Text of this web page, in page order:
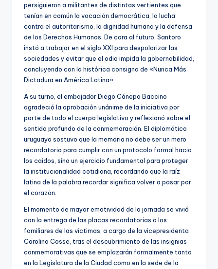
persiguieron a militantes de distintas vertientes que
tenían en común la vocación democrática, la lucha
contra el autoritarismo, la dignidad humana y la defensa
de los Derechos Humanos. De cara al futuro, Santoro
instó a trabajar en el siglo XXI para despolarizar las
sociedades y evitar que el odio impida la gobernabilidad,
concluyendo con la histórica consigna de «Nunca Más
Dictadura en América Latina».
A su turno, el embajador Diego Cánepa Baccino
agradeció la aprobación unánime de la iniciativa por
parte de todo el cuerpo legislativo y reflexionó sobre el
sentido profundo de la conmemoración. El diplomático
uruguayo sostuvo que la memoria no debe ser un mero
recordatorio para cumplir con un protocolo formal hacia
los caídos, sino un ejercicio fundamental para proteger
la institucionalidad cotidiana, recordando que la raíz
latina de la palabra recordar significa volver a pasar por
el corazón.
El momento de mayor emotividad de la jornada se vivió
con la entrega de las placas recordatorias a los
familiares de las víctimas, a cargo de la vicepresidenta
Carolina Cosse, tras el descubrimiento de las insignias
conmemorativas que se emplazarán formalmente tanto
en la Legislatura de la Ciudad como en la sede de la